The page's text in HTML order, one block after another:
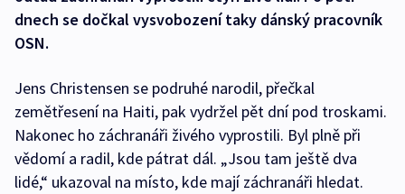
dnech se dočkal vysvobození taky dánský pracovník
OSN.
Jens Christensen se podruhé narodil, přečkal
zemětřesení na Haiti, pak vydržel pět dní pod troskami.
Nakonec ho záchranáři živého vyprostili. Byl plně při
vědomí a radil, kde pátrat dál. „Jsou tam ještě dva
lidé,“ ukazoval na místo, kde mají záchranáři hledat.